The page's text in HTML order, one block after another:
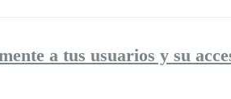
a tus usuarios y su